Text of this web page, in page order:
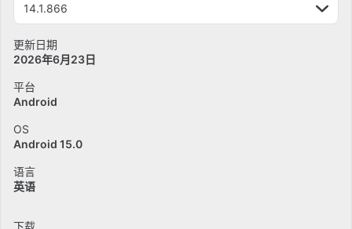
14.1.866
更新日期
2026年6月23日
平台
Android
OS
Android 15.0
语言
英语
下载